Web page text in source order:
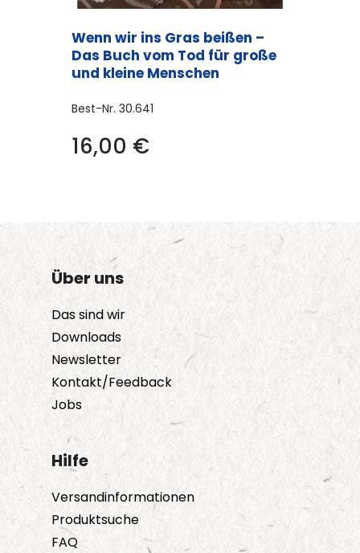
Wenn wir ins Gras beißen –
Das Buch vom Tod für große
und kleine Menschen
Best-Nr. 30.641
16,00 €
Über uns
Das sind wir
Downloads
Newsletter
Kontakt/Feedback
Jobs
Hilfe
Versandinformationen
Produktsuche
FAQ